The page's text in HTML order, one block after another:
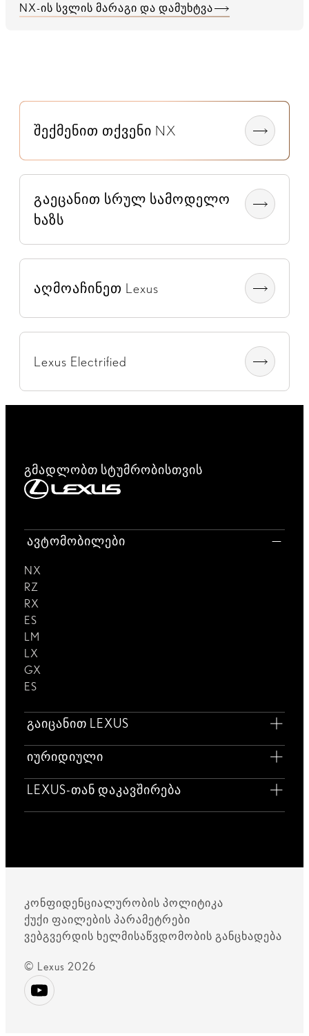
NX-ის სვლის მარაგი და დამუხტვა
შექმენით თქვენი NX
გაეცანით სრულ სამოდელო
ხაზს
აღმოაჩინეთ Lexus
Lexus Electrified
გმადლობთ სტუმრობისთვის
ავტომობილები
NX
RZ
RX
ES
LM
LX
GX
ES
გაიცანით LEXUS
იურიდიული
LEXUS-თან დაკავშირება
კონფიდენციალურობის პოლიტიკა
ქუქი ფაილების პარამეტრები
ვებგვერდის ხელმისაწვდომობის განცხადება
© Lexus 2026